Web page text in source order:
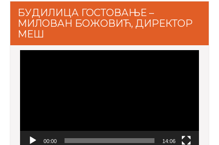
БУДИЛИЦА ГОСТОВАЊЕ –
МИЛОВАН БОЖОВИЋ, ДИРЕКТОР
МЕШ
00:00 14:06